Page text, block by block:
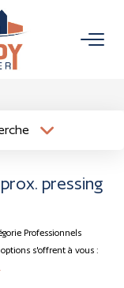
Créer une alerte
pressing
Professionnels
s'offrent à vous :